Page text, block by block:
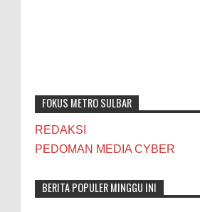
FOKUS METRO SULBAR
REDAKSI
PEDOMAN MEDIA CYBER
BERITA POPULER MINGGU INI